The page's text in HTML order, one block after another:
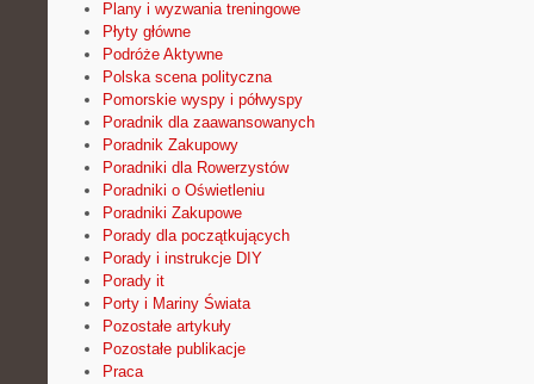
Plany i wyzwania treningowe
Płyty główne
Podróże Aktywne
Polska scena polityczna
Pomorskie wyspy i półwyspy
Poradnik dla zaawansowanych
Poradnik Zakupowy
Poradniki dla Rowerzystów
Poradniki o Oświetleniu
Poradniki Zakupowe
Porady dla początkujących
Porady i instrukcje DIY
Porady it
Porty i Mariny Świata
Pozostałe artykuły
Pozostałe publikacje
Praca